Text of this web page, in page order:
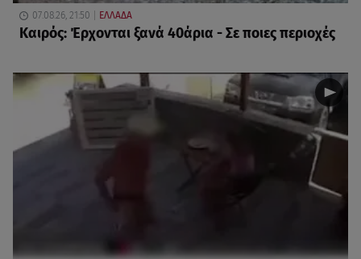
07.08.26, 21:50 ΕΛΛΑΔΑ
Καιρός: Έρχονται ξανά 40άρια - Σε ποιες περιοχές